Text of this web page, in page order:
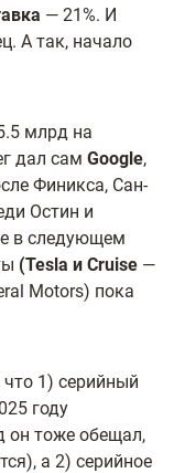
— 21%. И
А так, начало
млрд на
дал сам Google,
Финикса, Сан-
Остин и
в следующем
(Tesla и Cruise —
Motors) пока
1) серийный
году
он тоже обещал,
а 2) серийное